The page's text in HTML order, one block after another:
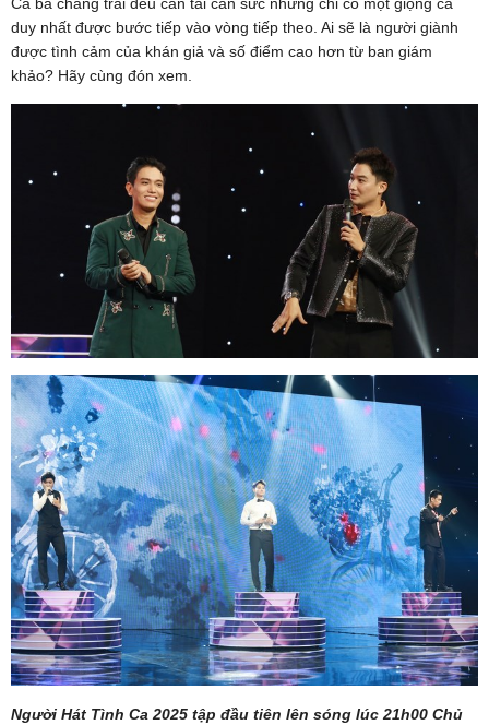
duy nhất được bước tiếp vào vòng tiếp theo. Ai sẽ là người giành
được tình cảm của khán giả và số điểm cao hơn từ ban giám
khảo? Hãy cùng đón xem.
Người Hát Tình Ca 2025 tập đầu tiên lên sóng lúc 21h00 Chủ